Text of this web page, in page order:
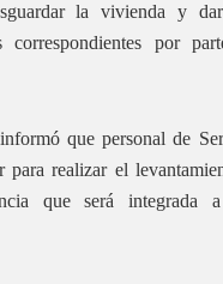
la vivienda y
correspondientes por
que personal de
para realizar el
que será integrada